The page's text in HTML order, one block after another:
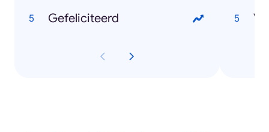
Gefeliciteerd